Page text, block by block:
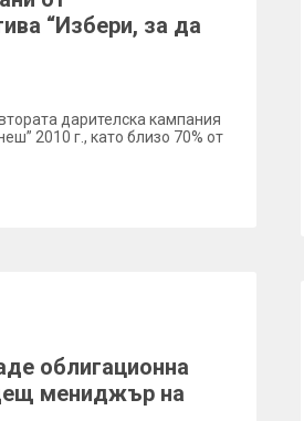
“Избери, за да
дарителска кампания
2010 г., като близо 70% от
облигационна
мениджър на